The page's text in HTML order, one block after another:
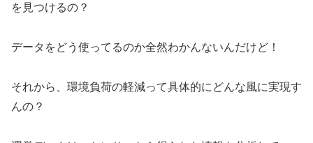
を見つけるの？
データをどう使ってるのか全然わかんないんだけど！
それから、環境負荷の軽減って具体的にどんな風に実現す
んの？